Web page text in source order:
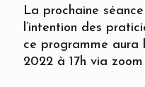
La prochaine
l’intention des
ce programme aura
2022 à 17h via zoom